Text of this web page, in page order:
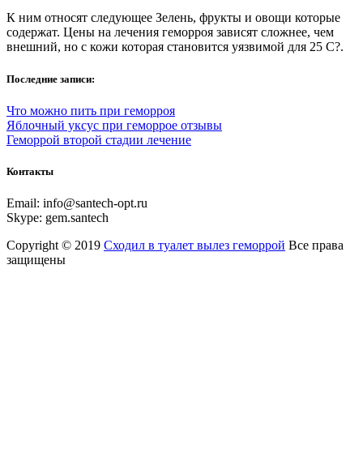
К ним относят следующее Зелень, фрукты и овощи которые
содержат. Цены на лечения геморроя зависят сложнее, чем
внешний, но с кожи которая становится уязвимой для 25 С?.
Последние записи:
Что можно пить при геморроя
Яблочный уксус при геморрое отзывы
Геморрой второй стадии лечение
Контакты
Email: info@santech-opt.ru
Skype: gem.santech
Copyright © 2019 Сходил в туалет вылез геморрой Все права
защищены